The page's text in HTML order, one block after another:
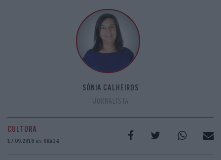
SÓNIA CALHEIROS
JORNALISTA
CULTURA
17.09.2018 às 08h14